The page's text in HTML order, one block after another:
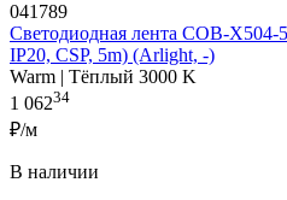
041789
Светодиодная лента COB-X504-
IP20, CSP, 5m) (Arlight, -)
Warm | Тёплый 3000 K
1 06234
₽/м
В наличии